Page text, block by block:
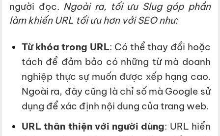
người đọc. Ngoài ra, tối ưu Slug góp phần
làm khiến URL tối ưu hơn với SEO như:
Từ khóa trong URL: Có thể thay đổi hoặc
tách để đảm bảo có những từ mà doanh
nghiệp thực sự muốn được xếp hạng cao.
Ngoài ra, đây cũng là chỉ số mà Google sử
dụng để xác định nội dung của trang web.
URL thân thiện với người dùng: URL hiển